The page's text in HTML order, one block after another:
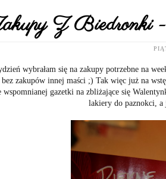
Z Biedronki
wybrałam się na zakupy potrzebne na
bez zakupów innej maści ;) Tak więc już na
wspomnianej gazetki na zbliżające się
lakiery do paznokci, a